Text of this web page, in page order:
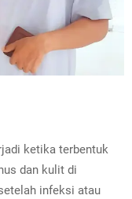
ketika terbentuk
dan kulit di
infeksi atau